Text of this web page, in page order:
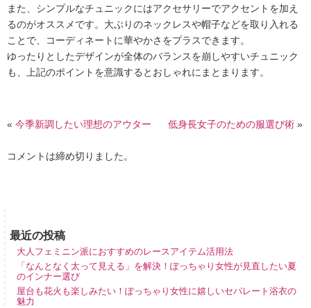
また、シンプルなチュニックにはアクセサリーでアクセントを加え
るのがオススメです。大ぶりのネックレスや帽子などを取り入れる
ことで、コーディネートに華やかさをプラスできます。
ゆったりとしたデザインが全体のバランスを崩しやすいチュニック
も、上記のポイントを意識するとおしゃれにまとまります。
« 今季新調したい理想のアウター 低身長女子のための服選び術»
コメントは締め切りました。
最近の投稿
大人フェミニン派におすすめのレースアイテム活用法
「なんとなく太って見える」を解決！ぽっちゃり女性が見直したい夏
のインナー選び
屋台も花火も楽しみたい！ぽっちゃり女性に嬉しいセパレート浴衣の
魅力